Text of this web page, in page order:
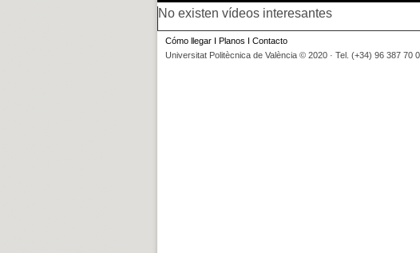
No existen vídeos interesantes
Cómo llegar I Planos I Contacto
Universitat Politècnica de València © 2020 · Tel. (+34) 96 387 70